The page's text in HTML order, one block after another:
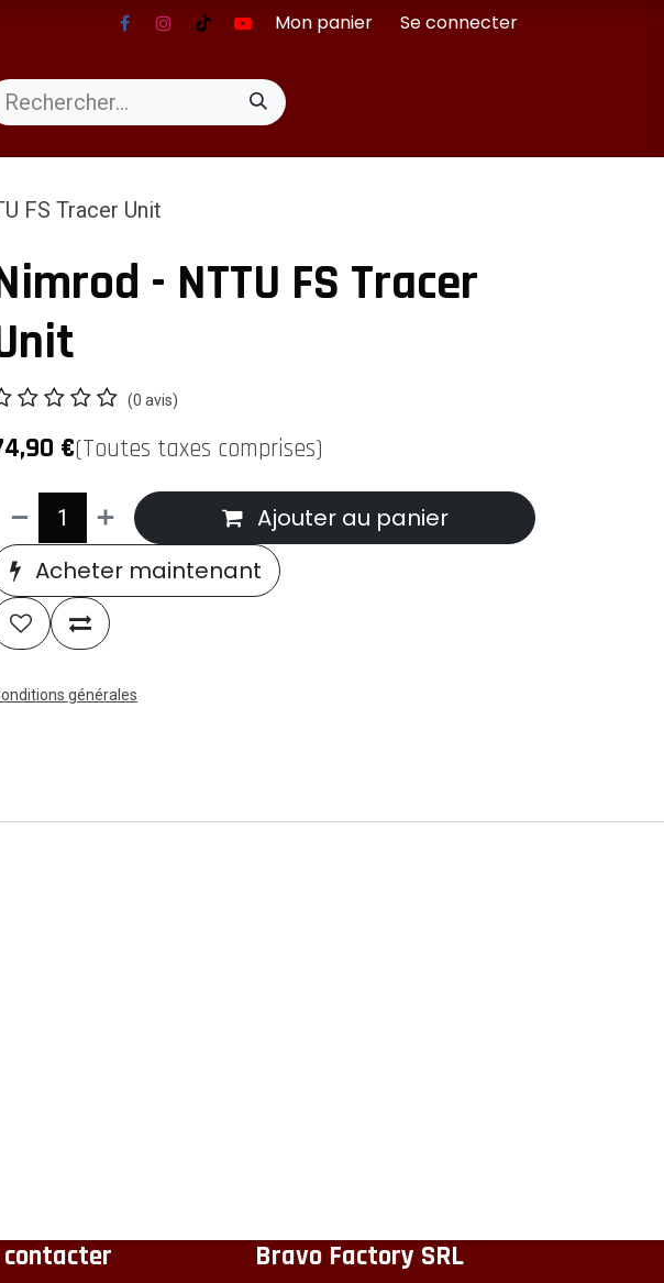
Mon panier Se connecter
FS Tracer Unit
- NTTU FS Tracer
(0 avis)
€(Toutes taxes comprises)
Ajouter au panier
Acheter maintenant
générales
contacter Bravo Factory SRL